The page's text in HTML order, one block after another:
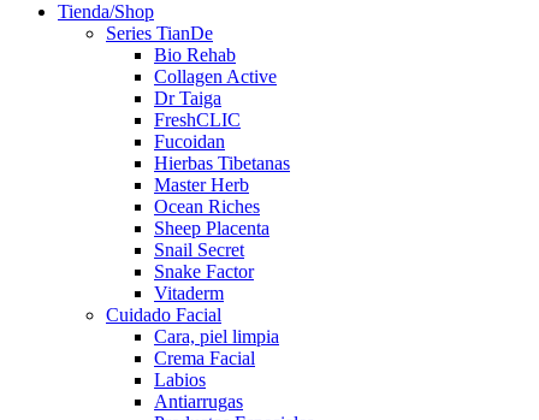
Tienda/Shop
Series TianDe
Bio Rehab
Collagen Active
Dr Taiga
FreshCLIC
Fucoidan
Hierbas Tibetanas
Master Herb
Ocean Riches
Sheep Placenta
Snail Secret
Snake Factor
Vitaderm
Cuidado Facial
Cara, piel limpia
Crema Facial
Labios
Antiarrugas